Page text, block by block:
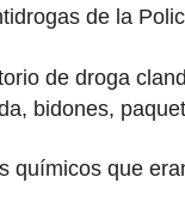
de la
de droga
bidones,
químicos que